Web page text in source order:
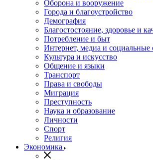
Оборона и вооружение
Города и благоустройство
Демография
Благостостояние, здоровье и
Потребление и быт
Интернет, медиа и социальные
Культура и искусство
Общение и языки
Транспорт
Права и свободы
Миграция
Преступность
Наука и образование
Личности
Спорт
Религия
Экономика